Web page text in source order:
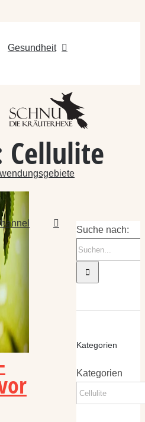
Gesundheit
Cellulite
Suche nach:
Kategorien
Kategorien